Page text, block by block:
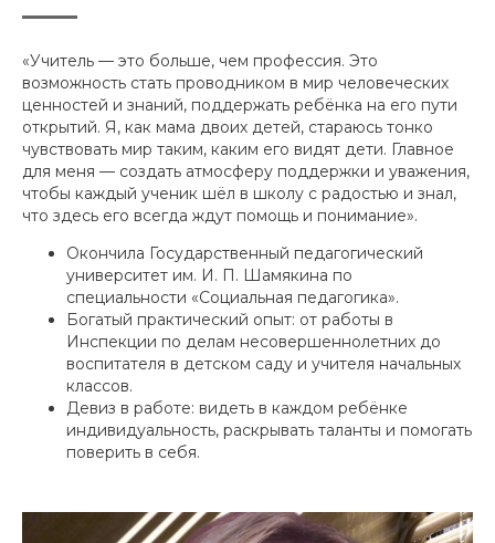
«Учитель — это больше, чем профессия. Это
возможность стать проводником в мир человеческих
ценностей и знаний, поддержать ребёнка на его пути
открытий. Я, как мама двоих детей, стараюсь тонко
чувствовать мир таким, каким его видят дети. Главное
для меня — создать атмосферу поддержки и уважения,
чтобы каждый ученик шёл в школу с радостью и знал,
что здесь его всегда ждут помощь и понимание».
Окончила Государственный педагогический
университет им. И. П. Шамякина по
специальности «Социальная педагогика».
Богатый практический опыт: от работы в
Инспекции по делам несовершеннолетних до
воспитателя в детском саду и учителя начальных
классов.
Девиз в работе: видеть в каждом ребёнке
индивидуальность, раскрывать таланты и помогать
поверить в себя.